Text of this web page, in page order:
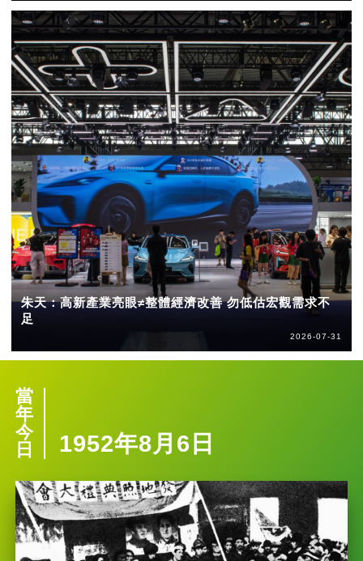
朱天：高新產業亮眼≠整體經濟改善 勿低估宏觀需求不
足
2026-07-31
當
年
今
日
1952年8月6日